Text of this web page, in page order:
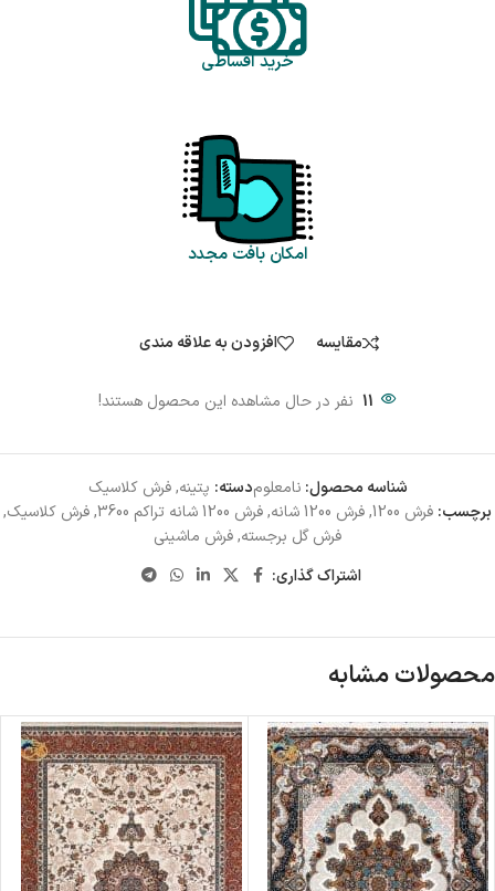
خرید اقساطی
امکان بافت مجدد
مقایسه افزودن به علاقه مندی
11 نفر در حال مشاهده این محصول هستند!
شناسه محصول: نامعلومدسته: پتینه, فرش کلاسیک
برچسب: فرش 1200 ,فرش 1200 شانه ,فرش 1200 شانه تراکم 3600 ,فرش کلاسیک,
فرش گل برجسته,فرش ماشینی
اشتراک گذاری:
محصولات مشابه